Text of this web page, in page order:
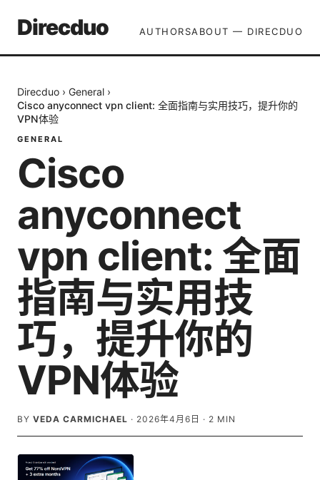
Direcduo AUTHORSABOUT — DIRECDUO
Direcduo › General ›
Cisco anyconnect vpn client: 全面指南与实用技巧，提升你的
VPN体验
GENERAL
Cisco
anyconnect
vpn client: 全面
指南与实用技
巧，提升你的
VPN体验
BY VEDA CARMICHAEL · 2026年4月6日 · 2 MIN